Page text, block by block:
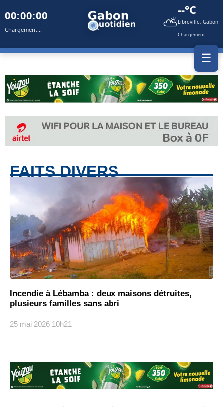
00:00:00
Chargement... ⛅
--°C
Libreville, Gabon
Chargement...
☰
FAITS DIVERS
Incendie à Lébamba : deux maisons détruites,
plusieurs familles sans abri
25 mai 2026 10h21